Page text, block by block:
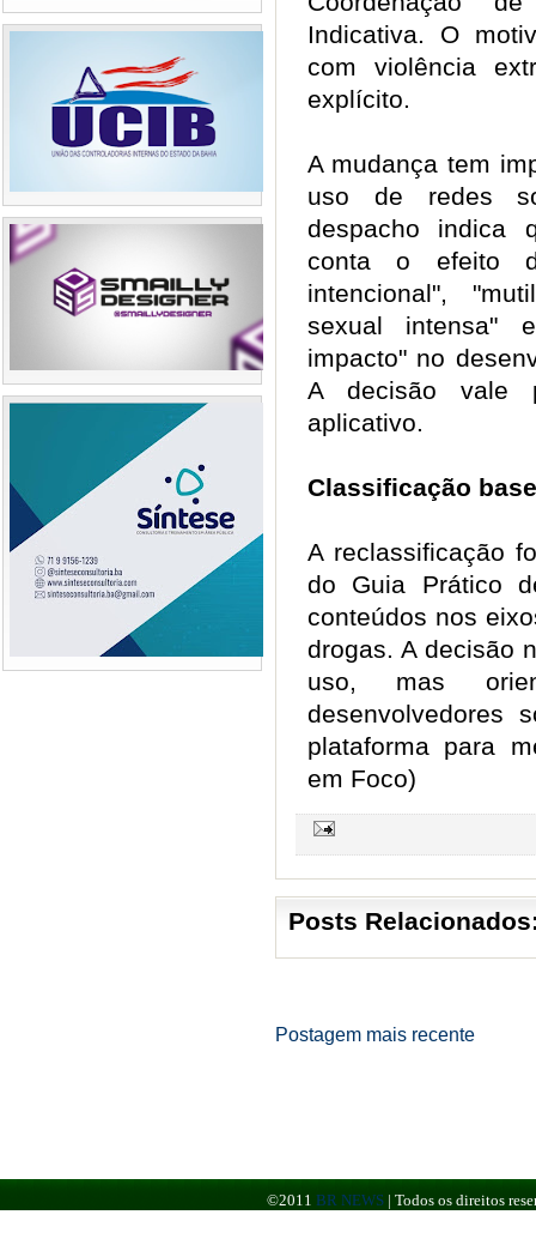
Indicativa. O
com violência
explícito.
A mudança tem
uso de redes
despacho indica
conta o efeito
intencional",
sexual intensa"
impacto" no
A decisão vale
aplicativo.
Classificação
A reclassificação
do Guia Prático
conteúdos nos
drogas. A decisão
uso, mas
desenvolvedores
plataforma para
em Foco)
Posts
Postagem mais recente
©2011 BR NEWS | Todos os direitos